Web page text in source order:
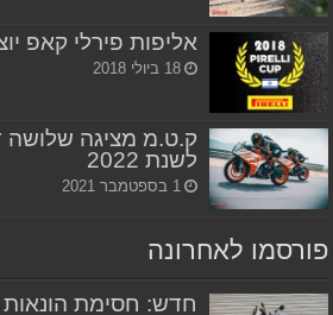
אליפות פירלי קאפ
18 ביולי 2018
לשנת 2022
1 בספטמבר 2021
פורסמו לאחרונה
חדש: חסימת